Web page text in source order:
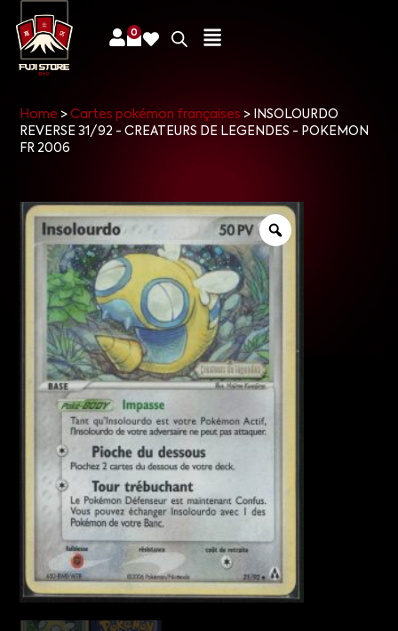
0
Home >Cartes pokémon françaises >
INSOLOURDO
REVERSE 31/92 - CREATEURS DE LEGENDES - POKEMON
FR 2006